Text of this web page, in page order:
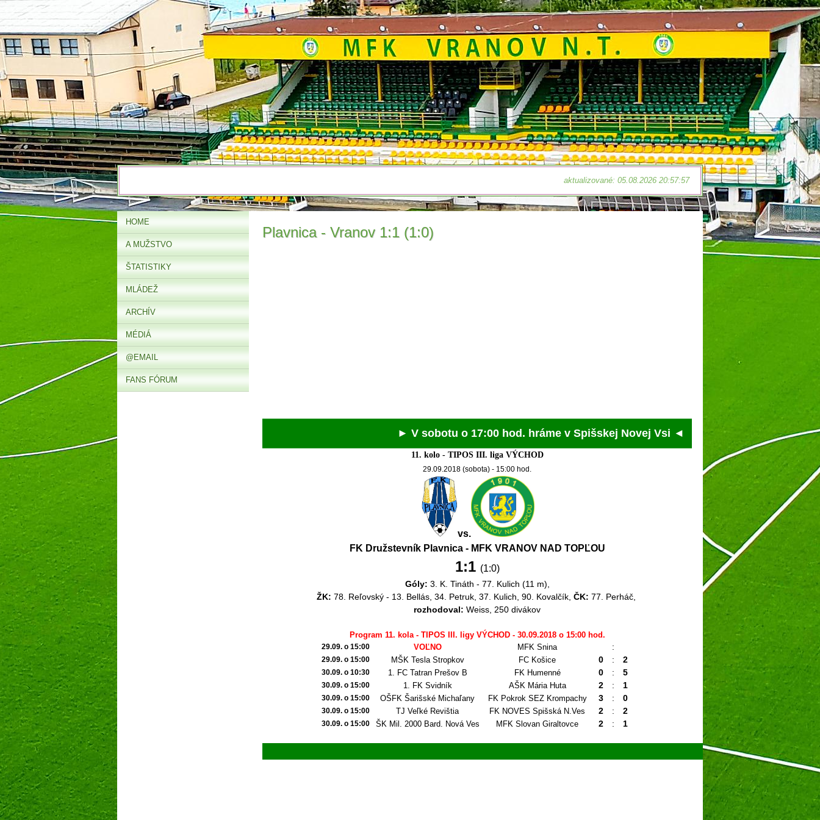
aktualizované: 05.08.2026 20:57:57
Plavnica - Vranov 1:1 (1:0)
► V sobotu o 17:00 hod. hráme v Spišskej Novej Vsi ◄
11. kolo - TIPOS III. liga VÝCHOD
29.09.2018 (sobota) - 15:00 hod.
vs.
FK Družstevník Plavnica - MFK VRANOV NAD TOPĽOU
1:1 (1:0)
Góly: 3. K. Tináth - 77. Kulich (11 m),
ŽK: 78. Reľovský - 13. Bellás, 34. Petruk, 37. Kulich, 90. Kovalčík, ČK: 77. Perháč,
rozhodoval: Weiss, 250 divákov
Program 11. kola - TIPOS III. ligy VÝCHOD - 30.09.2018 o 15:00 hod.
29.09. o 15:00 VOĽNO MFK Snina :
29.09. o 15:00 MŠK Tesla Stropkov FC Košice 0 : 2
30.09. o 10:30 1. FC Tatran Prešov B FK Humenné 0 : 5
30.09. o 15:00 1. FK Svidník AŠK Mária Huta 2 : 1
30.09. o 15:00 OŠFK Šarišské Michaľany FK Pokrok SEZ Krompachy 3 : 0
30.09. o 15:00 TJ Veľké Revištia FK NOVES Spišská N.Ves 2 : 2
30.09. o 15:00 ŠK Mil. 2000 Bard. Nová Ves MFK Slovan Giraltovce 2 : 1
HOME
A MUŽSTVO
ŠTATISTIKY
MLÁDEŽ
ARCHÍV
MÉDIÁ
@EMAIL
FANS FÓRUM